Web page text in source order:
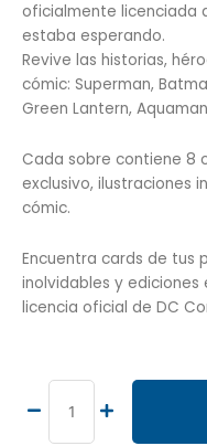
oficialmente licenciada
estaba esperando.
Revive las historias,
cómic: Superman,
Green Lantern,
Cada sobre contiene 8
exclusivo, ilustraciones
cómic.
Encuentra cards de tus
inolvidables y
licencia oficial de DC
DC
SERIE